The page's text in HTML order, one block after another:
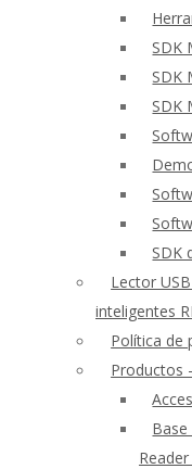
SDK
SDK
SDK
SDK
Lector
inteligentes
Política de
Productos